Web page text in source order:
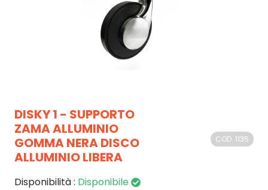
DISKY 1 - SUPPORTO
ZAMA ALLUMINIO
GOMMA NERA DISCO
ALLUMINIO LIBERA
COD. 1135
Disponibilità : Disponibile